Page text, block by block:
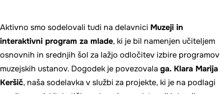
Aktivno smo sodelovali tudi na delavnici Muzeji in
interaktivni program za mlade, ki je bil namenjen učiteljem
osnovnih in srednjih šol za lažjo odločitev izbire programov
muzejskih ustanov. Dogodek je povezovala ga. Klara Marija
Keršič, naša sodelavka v službi za projekte, ki je na podlagi